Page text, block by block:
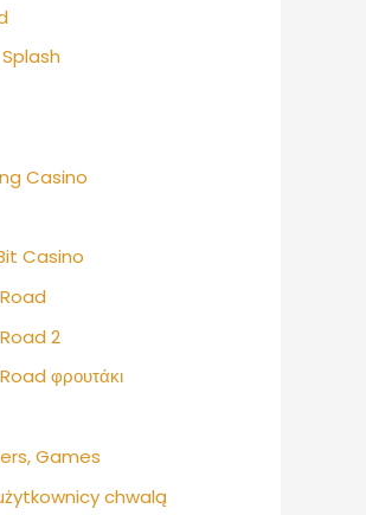
Casino
Casino
2
φρουτάκι
Games
chwalą